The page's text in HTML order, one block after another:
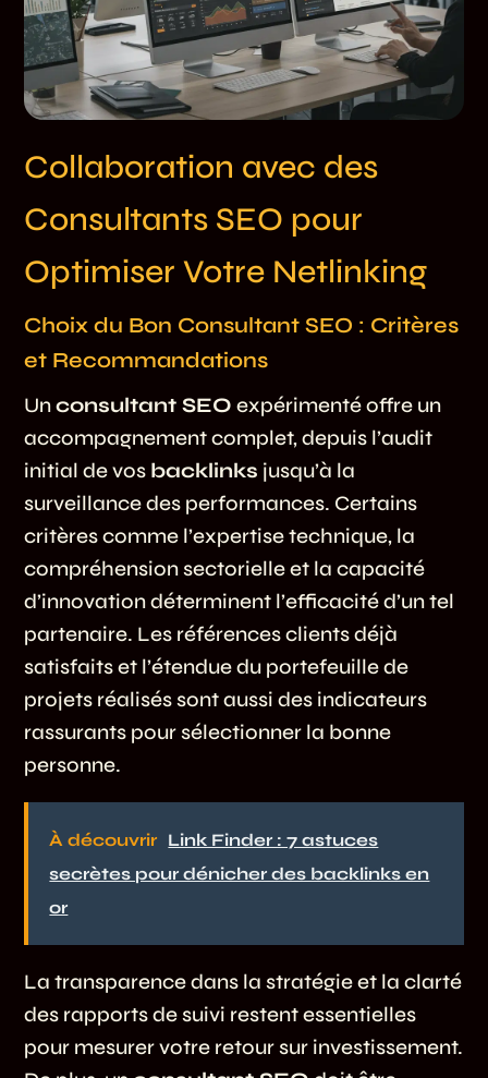
Collaboration avec des
Consultants SEO pour
Optimiser Votre Netlinking
Choix du Bon Consultant SEO : Critères
et Recommandations
Unconsultant SEO expérimenté offre un
accompagnement complet, depuis l’audit
initial de vos backlinks jusqu’à la
surveillance des performances. Certains
critères comme l’expertise technique, la
compréhension sectorielle et la capacité
d’innovation déterminent l’efficacité d’un tel
partenaire. Les références clients déjà
satisfaits et l’étendue du portefeuille de
projets réalisés sont aussi des indicateurs
rassurants pour sélectionner la bonne
personne.
À découvrir Link Finder : 7 astuces
secrètes pour dénicher des backlinks en
or
La transparence dans la stratégie et la clarté
des rapports de suivi restent essentielles
pour mesurer votre retour sur investissement.